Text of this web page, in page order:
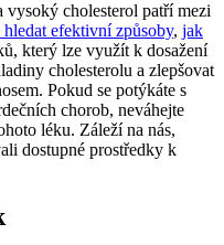
cholesterol patří mezi
hledat efektivní způsoby, jak
který lze využít k dosažení
cholesterolu a zlepšovat
Pokud se potýkáte s
chorob, neváhejte
léku. Záleží na nás,
dostupné prostředky k